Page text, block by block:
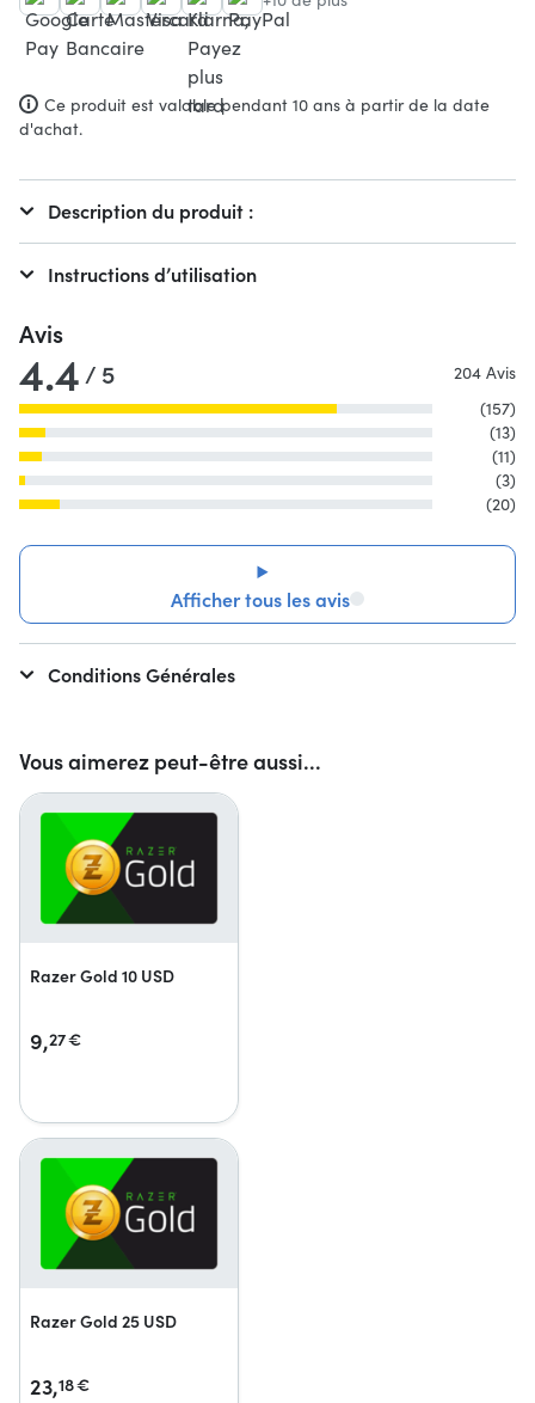
Vous aimerez peut-être aussi...
Razer Gold 10 USD
9,27€
Razer Gold 25 USD
23,18€
Ce produit est valable pendant 10 ans à partir de la date
d'achat.
Description du produit :
Instructions d’utilisation
Avis
4.4 / 5
204 Avis
(157)
(13)
(11)
(3)
(20)
Afficher tous les avis
Conditions Générales